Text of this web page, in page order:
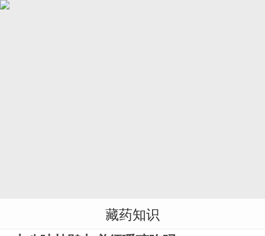
藏药知识